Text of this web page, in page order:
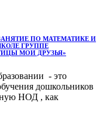
ПО МАТЕМАТИКЕ И
ГРУППЕ
МОИ ДРУЗЬЯ»
- это
дошкольников
НОД , как